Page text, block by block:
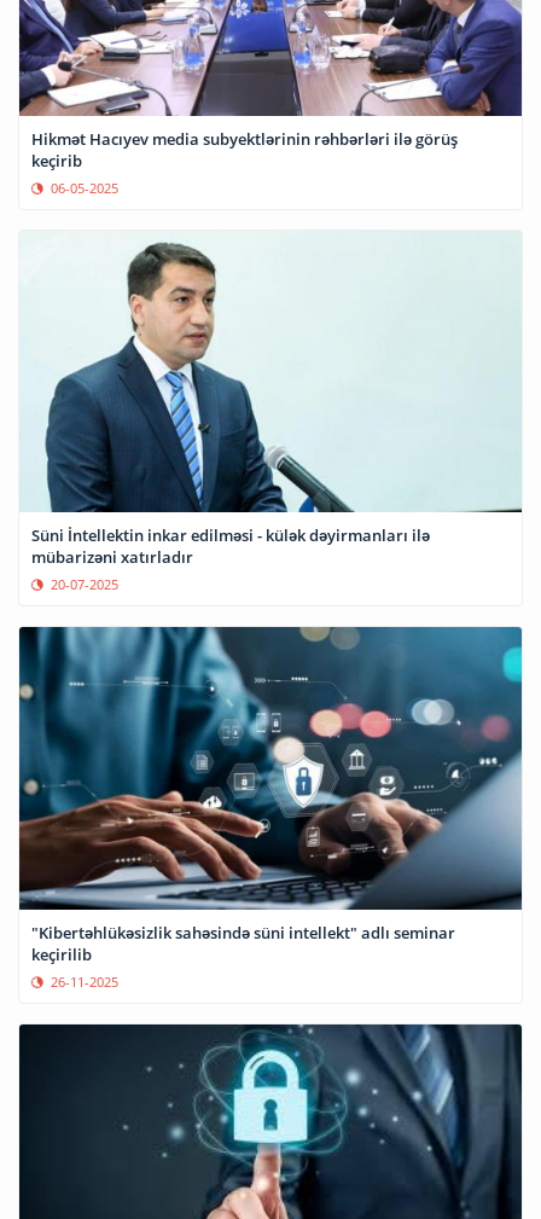
Hikmət Hacıyev media subyektlərinin rəhbərləri ilə görüş
keçirib
06-05-2025
Süni İntellektin inkar edilməsi - külək dəyirmanları ilə
mübarizəni xatırladır
20-07-2025
"Kibertəhlükəsizlik sahəsində süni intellekt" adlı seminar
keçirilib
26-11-2025